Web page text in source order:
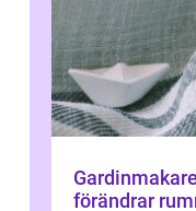
Gardinmakare skåne
förändrar